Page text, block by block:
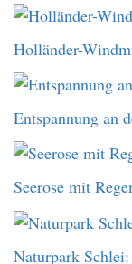
Holländer-
Entspannung an
Seerose mit
Naturpark